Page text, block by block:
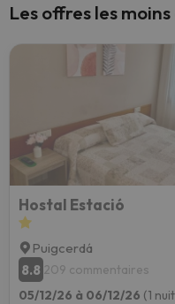
Les offres les
Hostal Estació
Puigcerdá
8.8 209 commentaires
05/12/26 à 06/12/26 (1